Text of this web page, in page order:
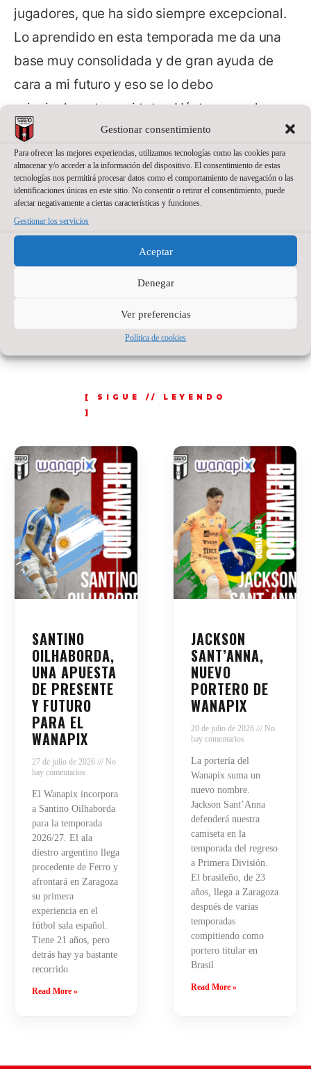
Gestionar consentimiento
Para ofrecer las mejores experiencias, utilizamos tecnologías como las cookies para
almacenar y/o acceder a la información del dispositivo. El consentimiento de estas
tecnologías nos permitirá procesar datos como el comportamiento de navegación o las
identificaciones únicas en este sitio. No consentir o retirar el consentimiento, puede
afectar negativamente a ciertas características y funciones.
Gestionar los servicios
Aceptar
Denegar
Ver preferencias
Política de cookies
jugadores, que ha sido siempre excepcional.
Lo aprendido en esta temporada me da una
base muy consolidada y de gran ayuda de
cara a mi futuro y eso se lo debo
principalmente a mi tutor, Héctor, con el que
he conocido lo que es ser de verdad un
preparador físico. En definitiva, le doy las
gracias al club y espero que le vaya todo muy
bien en su futuro».
Desde el Fútbol Emotion Zaragoza queremos
agradecerles todo el trabajo, compromiso e
interés prestado en nuestro club, además de
desearles toda la suerte del mundo en sus
respectivas carreras profesionales.
SANTINO
OILHABORDA,
UNA APUESTA
DE PRESENTE
Y FUTURO
PARA EL
WANAPIX
27 de julio de 2026
No
hay comentarios
El Wanapix incorpora
a Santino Oilhaborda
para la temporada
2026/27. El ala
diestro argentino llega
procedente de Ferro y
afrontará en Zaragoza
su primera
experiencia en el
fútbol sala español.
Tiene 21 años, pero
detrás hay ya bastante
recorrido.
Read More »
JACKSON
SANT’ANNA,
NUEVO
PORTERO DE
WANAPIX
20 de julio de 2026
No
hay comentarios
La portería del
Wanapix suma un
nuevo nombre.
Jackson Sant’Anna
defenderá nuestra
camiseta en la
temporada del regreso
a Primera División.
El brasileño, de 23
años, llega a Zaragoza
después de varias
temporadas
compitiendo como
portero titular en
Brasil
Read More »